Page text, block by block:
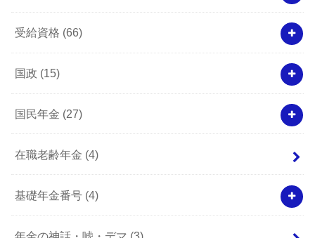
受給資格 (66)
国政 (15)
国民年金 (27)
在職老齢年金 (4)
基礎年金番号 (4)